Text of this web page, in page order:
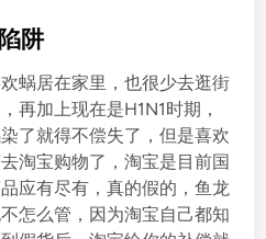
阱
蜗居在家里，也很少去逛街
再加上现在是H1N1时期，
了就得不偿失了，但是喜欢
淘宝购物了，淘宝是目前国
应有尽有，真的假的，鱼龙
怎么管，因为淘宝自己都知